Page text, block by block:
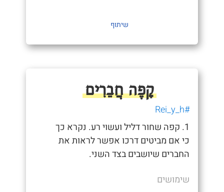
שיתוף
קָפֶה חֲבֵרִים
#Rei_y_h
1. קפה שחור דליל ועשוי רע. נקרא כך
כי אם מביטים דרכו אפשר לראות את
החברים שיושבים בצד השני.
שימושים